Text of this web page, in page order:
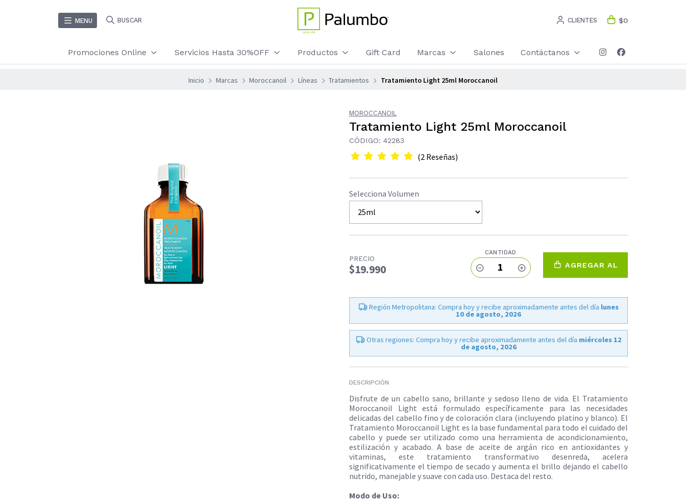
MENU BUSCAR CLIENTES $0
Promociones Online Servicios Hasta 30%OFF Productos Gift Card Marcas Salones Contáctanos
Inicio Marcas Moroccanoil Líneas Tratamientos Tratamiento Light 25ml Moroccanoil
MOROCCANOIL
Tratamiento Light 25ml Moroccanoil
CÓDIGO: 42283
(2 Reseñas)
Selecciona Volumen
PRECIO
$19.990
CANTIDAD
1 AGREGAR AL
Región Metropolitana: Compra hoy y recibe aproximadamente antes del día lunes
10 de agosto, 2026
Otras regiones: Compra hoy y recibe aproximadamente antes del día miércoles 12
de agosto, 2026
DESCRIPCIÓN
Disfrute de un cabello sano, brillante y sedoso lleno de vida. El Tratamiento
Moroccanoil Light está formulado específicamente para las necesidades
delicadas del cabello fino y de coloración clara (incluyendo platino y blanco). El
Tratamiento Moroccanoil Light es la base fundamental para todo el cuidado del
cabello y puede ser utilizado como una herramienta de acondicionamiento,
estilización y acabado. A base de aceite de argán rico en antioxidantes y
vitaminas, este tratamiento transformativo desenreda, acelera
significativamente el tiempo de secado y aumenta el brillo dejando el cabello
nutrido, manejable y suave con cada uso. Destaca del resto.
Modo de Uso: